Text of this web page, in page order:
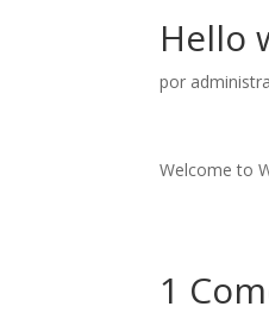
Hello
por
Welcome to
1